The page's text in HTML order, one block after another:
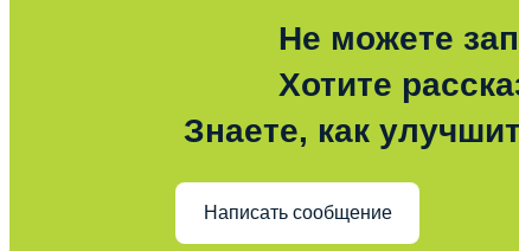
Не можете
Хотите
Знаете, как
Написать сообщение